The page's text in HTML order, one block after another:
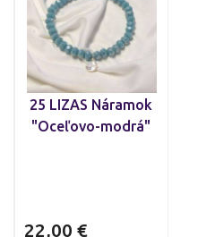
25 LIZAS Náramok
"Oceľovo-modrá"
22,00 €